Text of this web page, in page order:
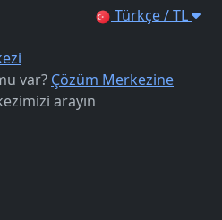
Türkçe / TL
var? Çözüm Merkezine
arayın